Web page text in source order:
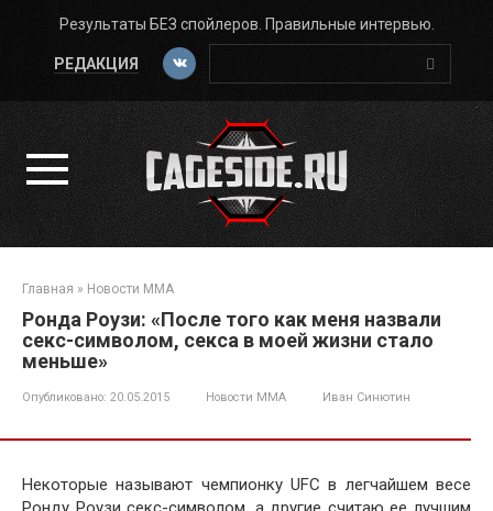
Перейти
контенту
Результаты БЕЗ спойлеров. Правильные интервью.
РЕДАКЦИЯ
Поиск:
Главная » Новости ММА
Ронда Роузи: «После того как меня назвали
секс-символом, секса в моей жизни стало
меньше»
Опубликовано: 20.05.2015 Новости ММА Иван Синютин
Некоторые называют чемпионку UFC в легчайшем весе